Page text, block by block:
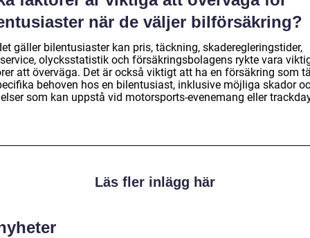
när de väljer bilförsäkring?
gäller bilentusiaster kan pris, täckning, skaderegleringstider,
olycksstatistik och försäkringsbolagens rykte vara
att överväga. Det är också viktigt att ha en försäkring som
behoven hos en bilentusiast, inklusive möjliga skador
som kan uppstå vid motorsports-evenemang eller
Läs fler inlägg här